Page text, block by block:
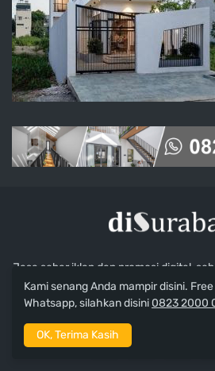
Jasa sebar iklan dan promosi digital,
promosi (SEO, Backlink, Digital
SEO dan Optimasi Google di
Kami senang Anda mampir disini.
Whatsapp, silahkan disini 0823 2000
OK, Terima Kasih